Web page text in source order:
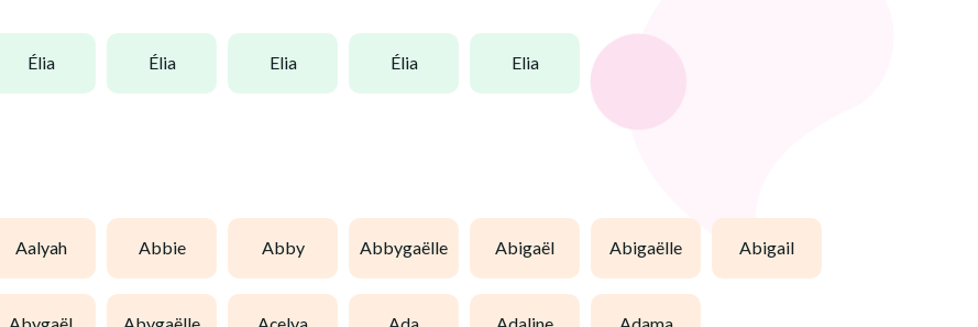
élia élia elia élia elia
aalyah abbie abby abbygaëlle abigaël abigaëlle abigail